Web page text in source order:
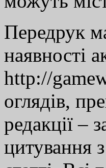
Передрук
наявності
http://
оглядів,
редакції –
цитування